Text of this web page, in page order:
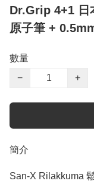
Dr.Grip 4+1 日
原子筆 +
數量
−
+
簡介
San-X Rilakkuma